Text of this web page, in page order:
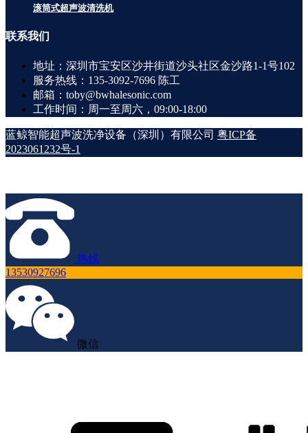
滚筒式超声波清洗机
联系我们
地址：深圳市宝安区沙井街道沙头社区金沙路1-1号102
服务热线：135-3092-7696 陈工
邮箱：toby@bwhalesonic.com
工作时间：周一至周六，09:00-18:00
蓝鲸智能超声波洗净设备（深圳）有限公司 粤ICP备
2023061232号-1
热线
13530927696
微信